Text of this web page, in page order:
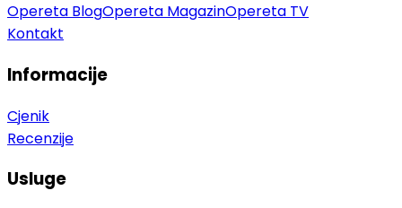
Opereta BlogOpereta MagazinOpereta TV
Kontakt
Informacije
Cjenik
Recenzije
Usluge